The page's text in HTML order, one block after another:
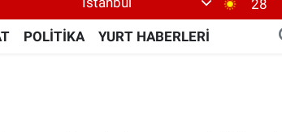
28
POLİTİKA YURT HABERLERİ